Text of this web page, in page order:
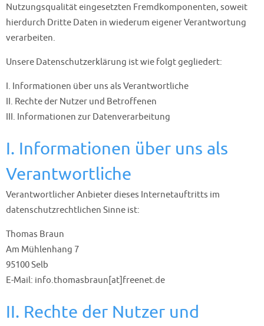
Nutzungsqualität eingesetzten Fremdkomponenten, soweit
hierdurch Dritte Daten in wiederum eigener Verantwortung
verarbeiten.
Unsere Datenschutzerklärung ist wie folgt gegliedert:
I. Informationen über uns als Verantwortliche
II. Rechte der Nutzer und Betroffenen
III. Informationen zur Datenverarbeitung
I. Informationen über uns als
Verantwortliche
Verantwortlicher Anbieter dieses Internetauftritts im
datenschutzrechtlichen Sinne ist:
Thomas Braun
Am Mühlenhang 7
95100 Selb
E-Mail: info.thomasbraun[at]freenet.de
II. Rechte der Nutzer und